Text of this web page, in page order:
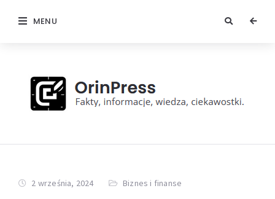
MENU
2 września, 2024 Biznes i finanse